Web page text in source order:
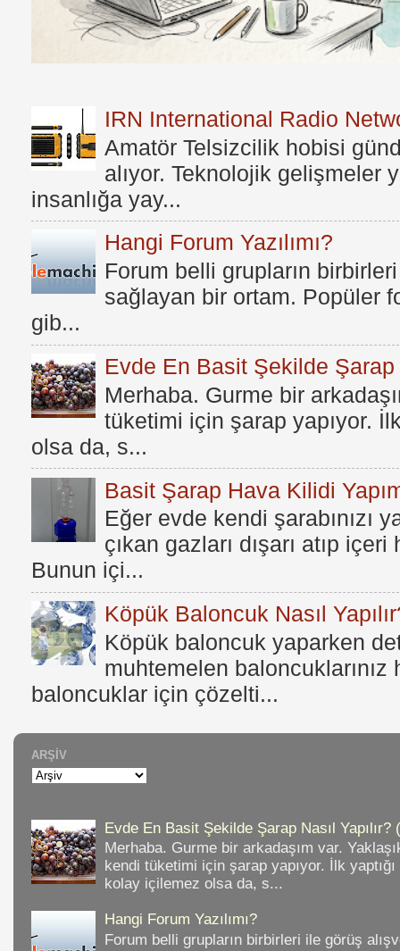
IRN International Radio
Amatör Telsizcilik hobisi
alıyor. Teknolojik gelişmeler
insanlığa yay...
Hangi Forum Yazılımı?
Forum belli grupların
sağlayan bir ortam. Popüler
gib...
Evde En Basit Şekilde Şarap
Merhaba. Gurme bir
tüketimi için şarap yapıyor.
olsa da, s...
Basit Şarap Hava Kilidi
Eğer evde kendi şarabınızı
çıkan gazları dışarı atıp
Bunun içi...
Köpük Baloncuk Nasıl
Köpük baloncuk yaparken
muhtemelen baloncuklarınız
baloncuklar için çözelti...
ARŞIV
Evde En Basit Şekilde Şarap Nasıl Yapılır?
Merhaba. Gurme bir arkadaşım var.
kendi tüketimi için şarap yapıyor. İlk
kolay içilemez olsa da, s...
Hangi Forum Yazılımı?
Forum belli grupların birbirleri ile görüş